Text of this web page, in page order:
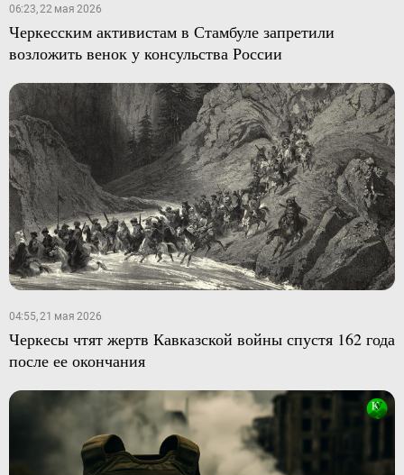
06:23, 22 мая 2026
Черкесским активистам в Стамбуле запретили
возложить венок у консульства России
04:55, 21 мая 2026
Черкесы чтят жертв Кавказской войны спустя 162 года
после ее окончания